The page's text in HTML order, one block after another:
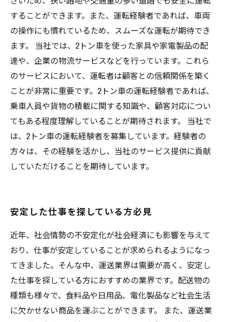
することができます。また、運転経験者であれば、車両
の操作にも慣れているため、スムーズな運転が期待でき
ます。 当社では、2トン車を使った家具や家電製品の配
達や、企業の物流サービスなどを行っています。これら
のサービスにおいて、運転者は顧客との信頼関係を築く
ことが非常に重要です。2トン車の運転経験者であれば、
乗車人員や貨物の積載に関する知識や、顧客対応につい
てもある程度理解していることが期待されます。 当社で
は、2トン車の運転経験者を募集しています。経験者の
方々は、その経験を活かし、当社のサービス提供に貢献
していただけることを期待しています。
安定した仕事を探している方必見
近年、社会情勢の不安定化が社会経済にも影響を与えて
おり、仕事が安定していることが求められるようになっ
てきました。そんな中、運送業界は需要が高く、安定し
た仕事を探している方におすすめの業界です。配送物の
種類も様々で、食料品や日用品、電化製品など社会生活
に欠かせない商品を運ぶことができます。 また、運送業